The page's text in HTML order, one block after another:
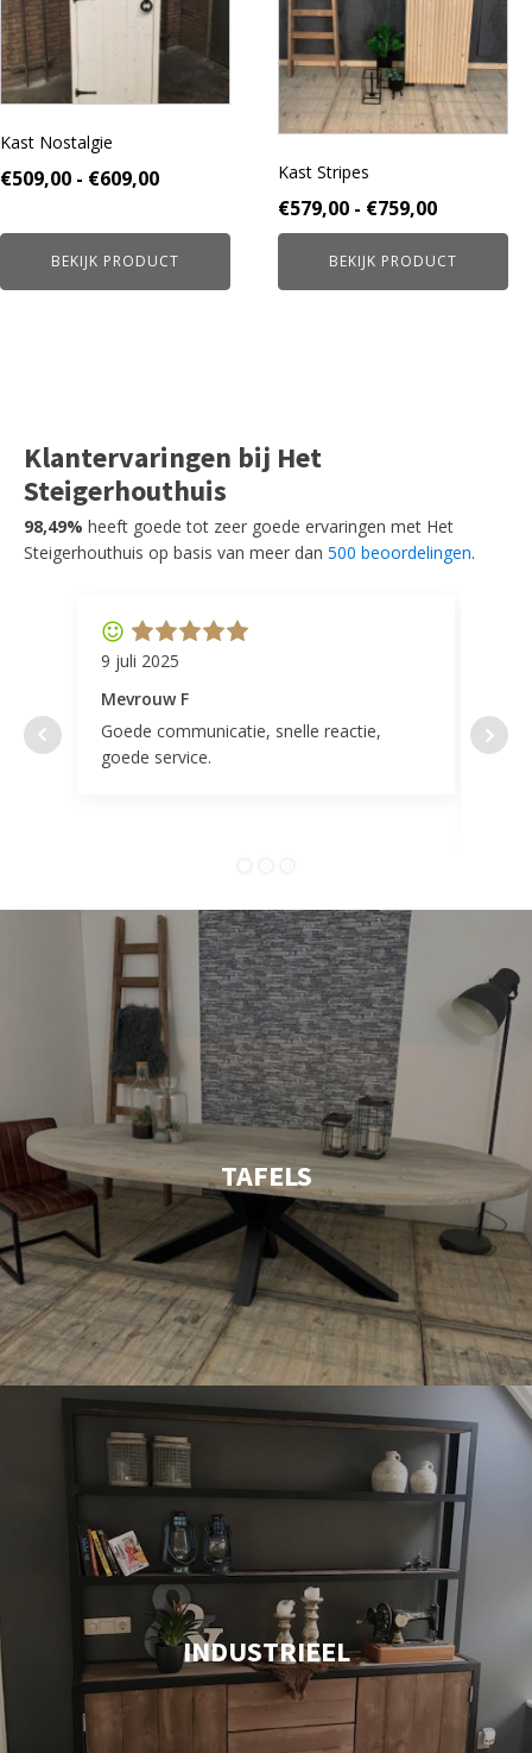
Kast Nostalgie
€509,00 - €609,00Prijsklasse:
tot
€609,00
BEKIJK PRODUCT
Deze
optie
kan
gekozen
op
de
Kast Stripes
€579,00 - €759,00
€579,00
tot
€759,00
BEKIJK PRODUCT
Deze
optie
kan
gekozen
worden
de
productpagina
Klantervaringen bij Het
Steigerhouthuis
98,49% heeft goede tot zeer goede ervaringen met Het
Steigerhouthuis op basis van meer dan 500 beoordelingen.
9 juli 2025
Mevrouw F
Goede communicatie, snelle reactie,
goede service.
door
TAFELS
INDUSTRIEEL